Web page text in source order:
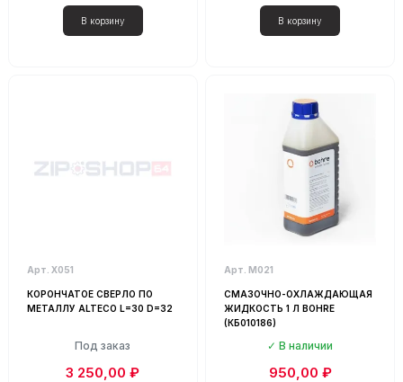
Арт. Х051
КОРОНЧАТОЕ СВЕРЛО ПО
МЕТАЛЛУ ALTECO L=30 D=32
Под заказ
3 250,00 ₽
Арт. М021
СМАЗОЧНО-ОХЛАЖДАЮЩАЯ
ЖИДКОСТЬ 1 Л BOHRE
(КБ010186)
В наличии
950,00 ₽